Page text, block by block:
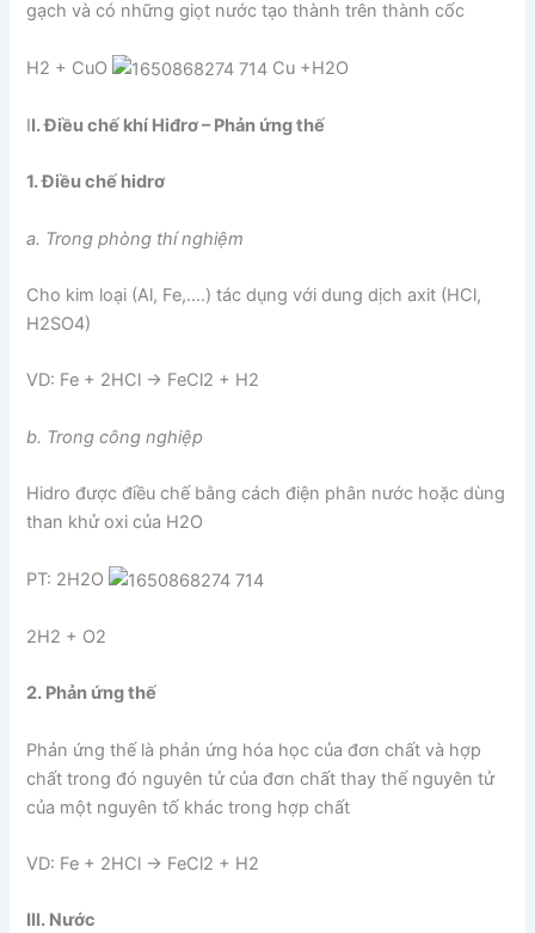
gạch và có những giọt nước tạo thành trên thành cốc
H2 + CuO Cu +H2O
II. Điều chế khí Hiđrơ – Phản ứng thế
1. Điều chế hidrơ
a. Trong phòng thí nghiệm
Cho kim loại (Al, Fe,….) tác dụng với dung dịch axit (HCl,
H2SO4)
VD: Fe + 2HCl → FeCl2 + H2
b. Trong công nghiệp
Hidro được điều chế bằng cách điện phân nước hoặc dùng
than khử oxi của H2O
PT: 2H2O
2H2 + O2
2. Phản ứng thế
Phản ứng thế là phản ứng hóa học của đơn chất và hợp
chất trong đó nguyên tử của đơn chất thay thế nguyên tử
của một nguyên tố khác trong hợp chất
VD: Fe + 2HCl → FeCl2 + H2
III. Nước